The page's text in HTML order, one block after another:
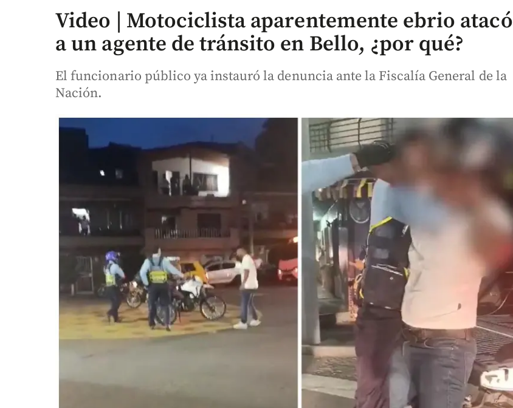
Video | Motociclista aparentemente ebrio atacó
a un agente de tránsito en Bello, ¿por qué?
El funcionario público ya instauró la denuncia ante la Fiscalía General de la
Nación.